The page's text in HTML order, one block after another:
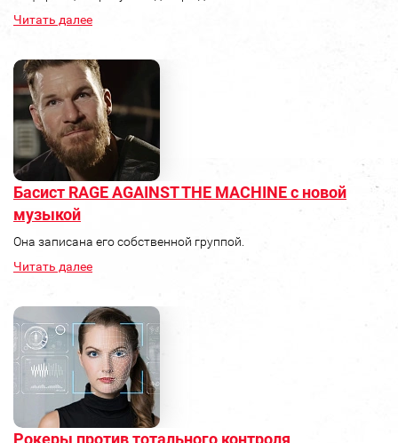
Читать далее
Басист RAGE AGAINST THE MACHINE с новой
музыкой
Она записана его собственной группой.
Читать далее
Рокеры против тотального контроля